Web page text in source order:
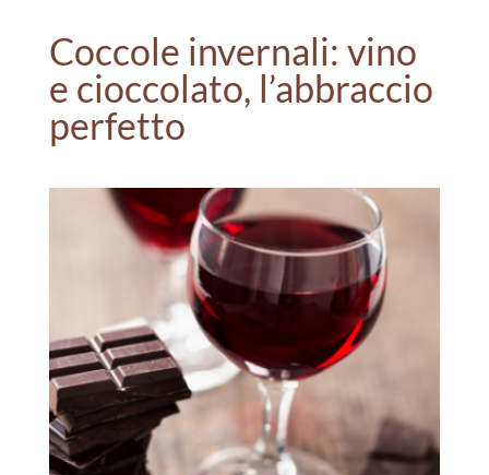
Coccole invernali: vino
e cioccolato, l’abbraccio
perfetto